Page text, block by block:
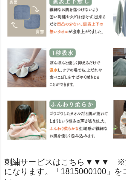
刺繍サービスはこちら▼▼▼ ※
になります。「1815000100」を